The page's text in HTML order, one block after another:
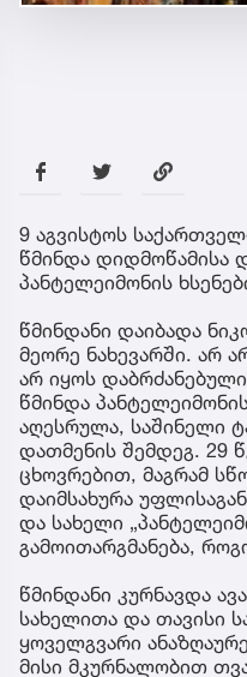
9 აგვისტოს
წმინდა დიდმოწამისა
პანტელეიმონის
წმინდანი დაიბადა
მეორე ნახევარში. არ
არ იყოს
წმინდა
აღესრულა, საშინელი
დათმენის შემდეგ. 29
ცხოვრებით, მაგრამ
დაიმსახურა
და სახელი
გამოითარგმანება,
წმინდანი კურნავდა
სახელითა და თავისი
ყოველგვარი
მისი მკურნალობით